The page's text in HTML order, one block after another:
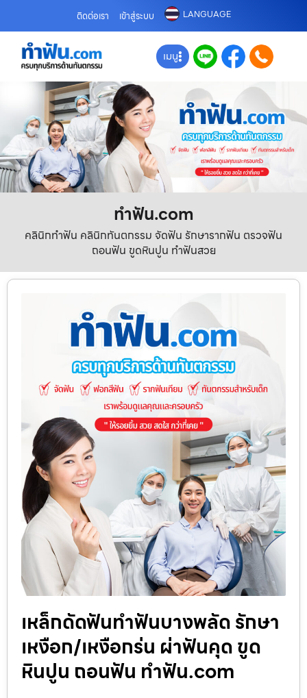
ติดต่อเรา เข้าสู่ระบบ LANGUAGE
เมนู
ทําฟัน.com
คลินิกทำฟัน คลินิกทันตกรรม จัดฟัน รักษารากฟัน ตรวจฟัน
ถอนฟัน ขูดหินปูน ทำฟันสวย
เหล็กดัดฟันทำฟันบางพลัด รักษา
เหงือก/เหงือกร่น ผ่าฟันคุด ขูด
หินปูน ถอนฟัน ทำฟัน.com